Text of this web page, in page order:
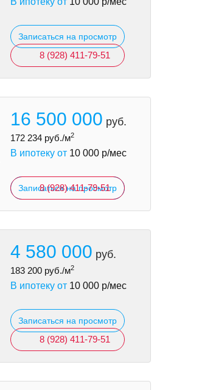
Записаться на просмотр
8 (928) 411-79-51
16 500 000 руб.
172 234 руб./м2
В ипотеку от 10 000 р/мес
Записаться на просмотр
8 (928) 411-79-51
4 580 000 руб.
183 200 руб./м2
В ипотеку от 10 000 р/мес
Записаться на просмотр
8 (928) 411-79-51